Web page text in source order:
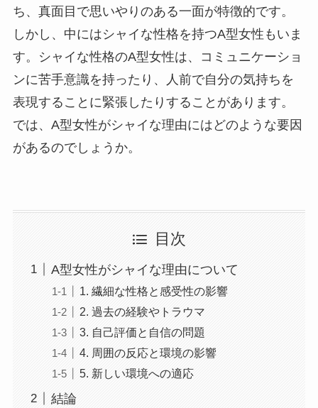
ち、真面目で思いやりのある一面が特徴的です。
しかし、中にはシャイな性格を持つA型女性もいま
す。シャイな性格のA型女性は、コミュニケーショ
ンに苦手意識を持ったり、人前で自分の気持ちを
表現することに緊張したりすることがあります。
では、A型女性がシャイな理由にはどのような要因
があるのでしょうか。
目次
A型女性がシャイな理由について
1. 繊細な性格と感受性の影響
2. 過去の経験やトラウマ
3. 自己評価と自信の問題
4. 周囲の反応と環境の影響
5. 新しい環境への適応
結論